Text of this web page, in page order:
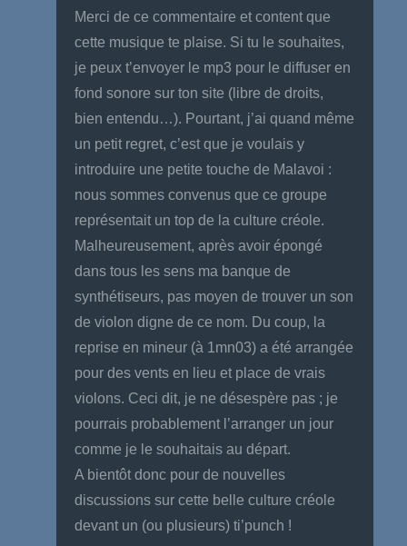
Merci de ce commentaire et content que
cette musique te plaise. Si tu le souhaites,
je peux t’envoyer le mp3 pour le diffuser en
fond sonore sur ton site (libre de droits,
bien entendu…). Pourtant, j’ai quand même
un petit regret, c’est que je voulais y
introduire une petite touche de Malavoi :
nous sommes convenus que ce groupe
représentait un top de la culture créole.
Malheureusement, après avoir épongé
dans tous les sens ma banque de
synthétiseurs, pas moyen de trouver un son
de violon digne de ce nom. Du coup, la
reprise en mineur (à 1mn03) a été arrangée
pour des vents en lieu et place de vrais
violons. Ceci dit, je ne désespère pas ; je
pourrais probablement l’arranger un jour
comme je le souhaitais au départ.
A bientôt donc pour de nouvelles
discussions sur cette belle culture créole
devant un (ou plusieurs) ti’punch !